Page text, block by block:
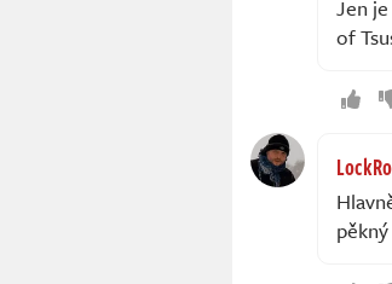
Jen
of